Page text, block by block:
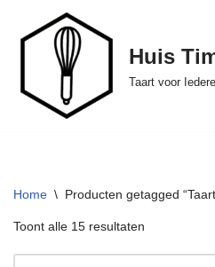
de
inhoud
Huis
Taart voor
Home \ Producten getagged
Toont alle 15 resultaten